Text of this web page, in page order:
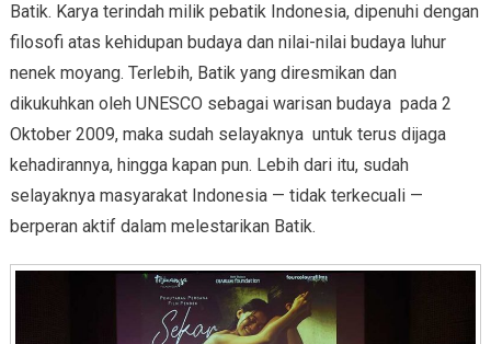
Batik. Karya terindah milik pebatik Indonesia, dipenuhi dengan
filosofi atas kehidupan budaya dan nilai-nilai budaya luhur
nenek moyang. Terlebih, Batik yang diresmikan dan
dikukuhkan oleh UNESCO sebagai warisan budaya pada 2
Oktober 2009, maka sudah selayaknya untuk terus dijaga
kehadirannya, hingga kapan pun. Lebih dari itu, sudah
selayaknya masyarakat Indonesia — tidak terkecuali —
berperan aktif dalam melestarikan Batik.